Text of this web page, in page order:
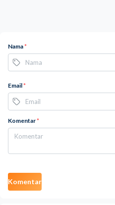
Nama*
Email*
Komentar*
Komentar